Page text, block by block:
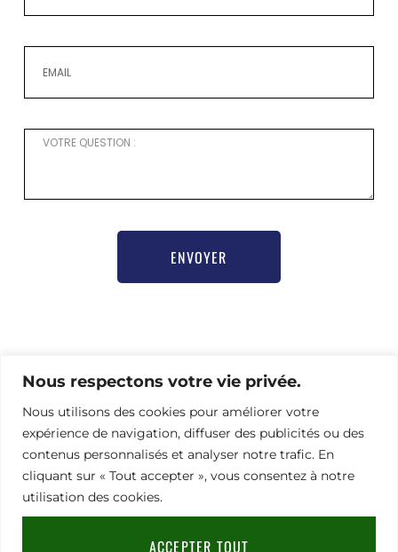
Nous respectons votre vie privée.
Nous utilisons des cookies pour améliorer votre
expérience de navigation, diffuser des publicités ou des
contenus personnalisés et analyser notre trafic. En
cliquant sur « Tout accepter », vous consentez à notre
utilisation des cookies.
ACCEPTER TOUT
ENVOYER
pour vous inscrire,
Nathalie Hamel bioprogsbr@gmail.com TEL : +33 6 23
08 79 66
Adresse
91
Mentions légales